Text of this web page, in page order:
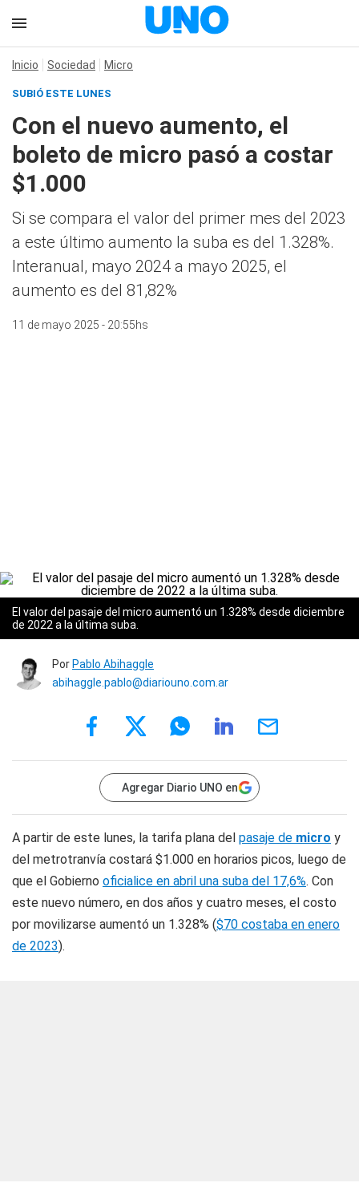
Inicio Sociedad Micro
SUBIÓ ESTE LUNES
Con el nuevo aumento, el
boleto de micro pasó a costar
$1.000
Si se compara el valor del primer mes del 2023
a este último aumento la suba es del 1.328%.
Interanual, mayo 2024 a mayo 2025, el
aumento es del 81,82%
11 de mayo 2025 - 20:55hs
El valor del pasaje del micro aumentó un 1.328% desde diciembre
de 2022 a la última suba.
Por Pablo Abihaggle
abihaggle.pablo@diariouno.com.ar
Agregar Diario UNO en
A partir de este lunes, la tarifa plana del pasaje de micro y
del metrotranvía costará $1.000 en horarios picos, luego de
que el Gobierno oficialice en abril una suba del 17,6%. Con
este nuevo número, en dos años y cuatro meses, el costo
por movilizarse aumentó un 1.328% ($70 costaba en enero
de 2023).